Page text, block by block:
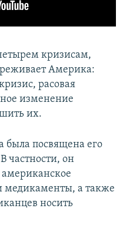
кризисам,
Америка:
расовая
изменение
их.
была посвящена его
частности, он
американское
медикаменты, а также
носить